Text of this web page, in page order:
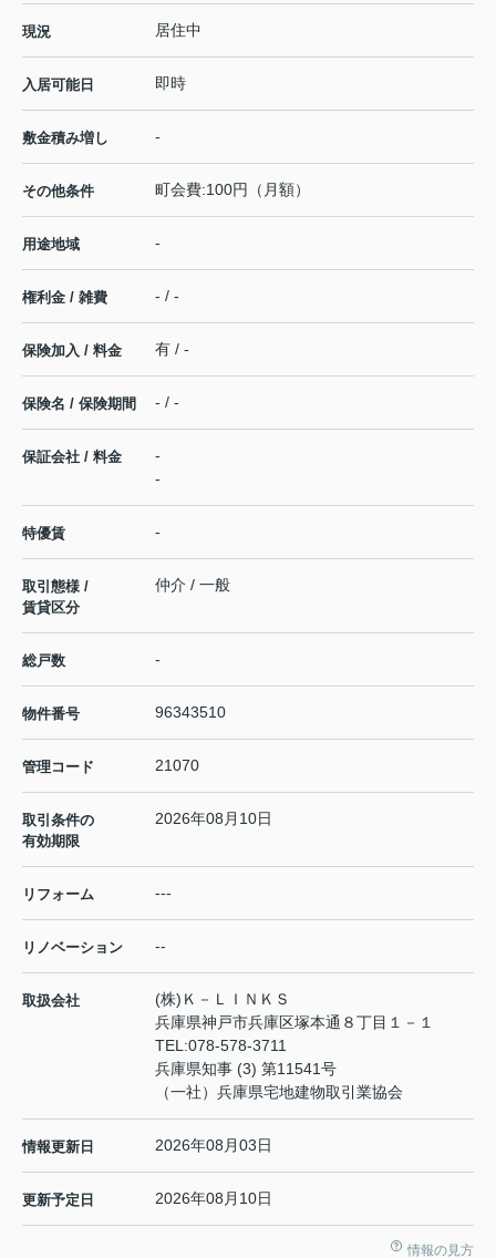
現況 居住中
入居可能日 即時
敷金積み増し -
その他条件 町会費:100円（月額）
用途地域 -
権利金 / 雑費 - / -
保険加入 / 料金 有 / -
保険名 / 保険期間 - / -
保証会社 / 料金
-
-
特優賃 -
取引態様 /
賃貸区分
仲介 / 一般
総戸数 -
物件番号 96343510
管理コード 21070
取引条件の
有効期限
2026年08月10日
リフォーム ---
リノベーション --
取扱会社
(株)Ｋ－ＬＩＮＫＳ
兵庫県神戸市兵庫区塚本通８丁目１－１
TEL:078-578-3711
兵庫県知事 (3) 第11541号
（一社）兵庫県宅地建物取引業協会
情報更新日 2026年08月03日
更新予定日 2026年08月10日
情報の見方